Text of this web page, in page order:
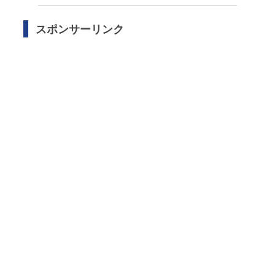
スポンサーリンク